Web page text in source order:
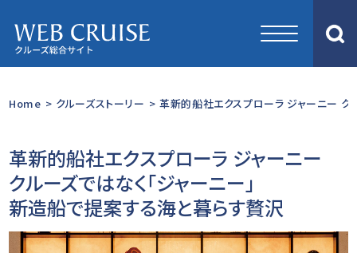
Home > クルーズストーリー > 革新的船社エクスプローラ ジャーニー ク
革新的船社エクスプローラ ジャーニー
クルーズではなく「ジャーニー」
新造船で提案する海と暮らす贅沢